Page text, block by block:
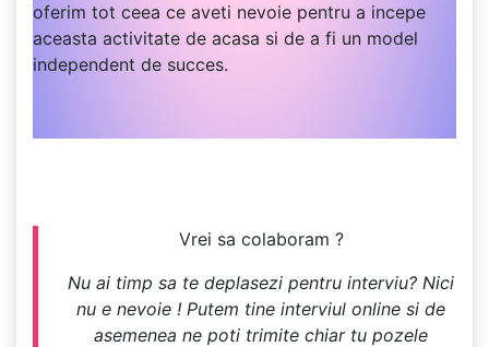
oferim tot ceea ce aveti nevoie pentru a incepe
aceasta activitate de acasa si de a fi un model
independent de succes.
Vrei sa colaboram ?
Nu ai timp sa te deplasezi pentru interviu? Nici
nu e nevoie ! Putem tine interviul online si de
asemenea ne poti trimite chiar tu pozele